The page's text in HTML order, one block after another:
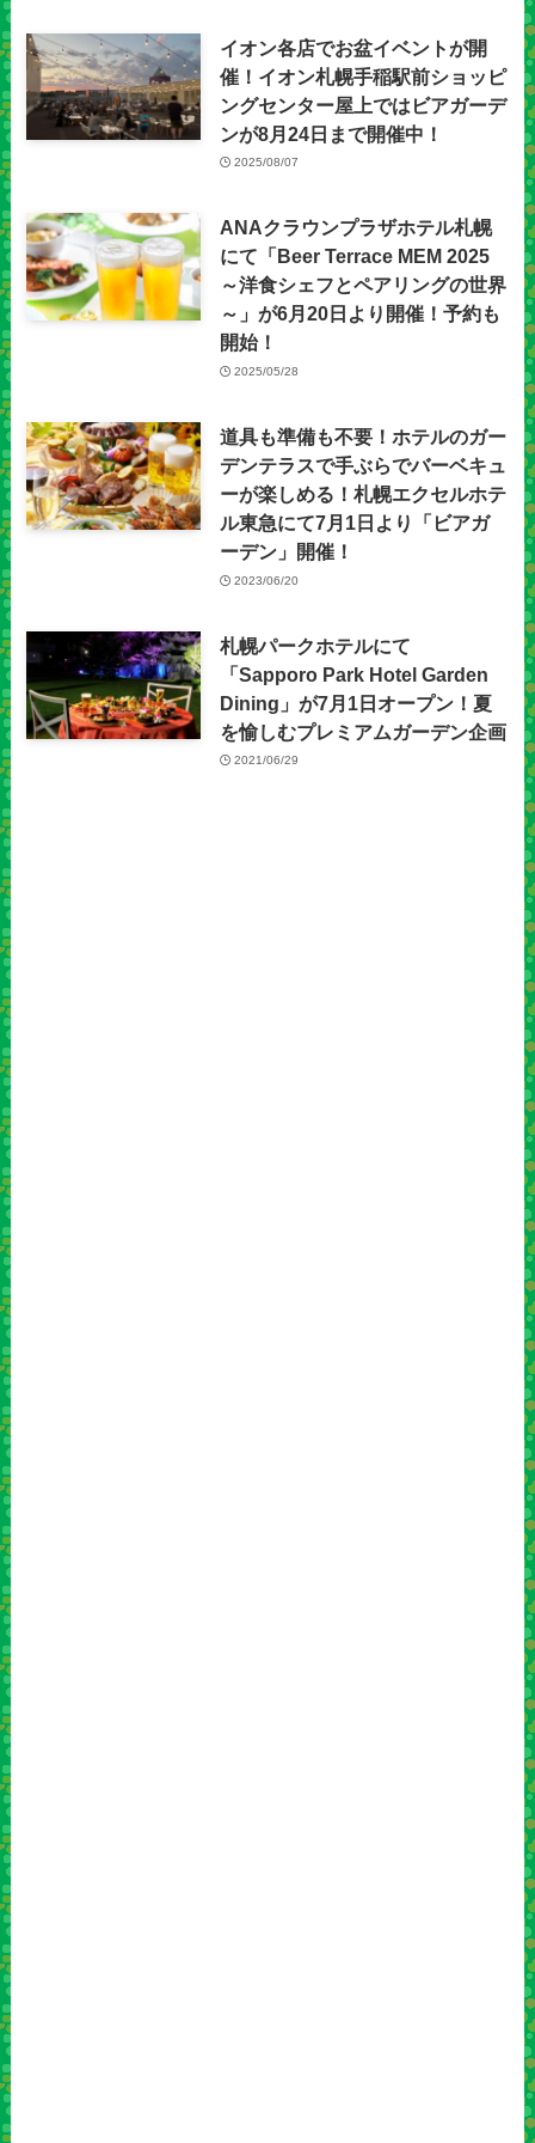
イオン各店でお盆イベントが開
催！イオン札幌手稲駅前ショッピ
ングセンター屋上ではビアガーデ
ンが8月24日まで開催中！
2025/08/07
ANAクラウンプラザホテル札幌
にて「Beer Terrace MEM 2025
～洋食シェフとペアリングの世界
～」が6月20日より開催！予約も
開始！
2025/05/28
道具も準備も不要！ホテルのガー
デンテラスで手ぶらでバーベキュ
ーが楽しめる！札幌エクセルホテ
ル東急にて7月1日より「ビアガ
ーデン」開催！
2023/06/20
札幌パークホテルにて
「Sapporo Park Hotel Garden
Dining」が7月1日オープン！夏
を愉しむプレミアムガーデン企画
2021/06/29